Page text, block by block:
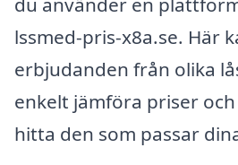
lssmed-pris-x8a.se. Här
erbjudanden från olika
enkelt jämföra priser
hitta den som passar